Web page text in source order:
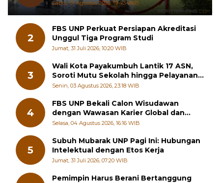
1
Kapolres Pasbar AKBP Agung
Tribawanto, Tekankan Peningkatan
Pelayanan dan Sinergi dengan
Masyarakat
Sabtu, 01 Agustus 2026, 19:43 WIB
2
FBS UNP Perkuat Persiapan Akreditasi
Jumat, 31 Juli 2026, 10:20 WIB
3
Wali Kota Payakumbuh Lantik 17 ASN,
RSUD
Senin, 03 Agustus 2026, 23:18 WIB
4
FBS UNP Bekali Calon Wisudawan
Kewirausahaan Kreatif
Selasa, 04 Agustus 2026, 16:16 WIB
5
Subuh Mubarak UNP Pagi Ini: Hubungan